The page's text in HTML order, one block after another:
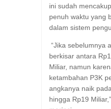
ini sudah
penuh waktu yang
dalam sistem
“Jika sebelumnya
berkisar antara
Miliar, namun
ketambahan P3K
angkanya naik
hingga Rp19